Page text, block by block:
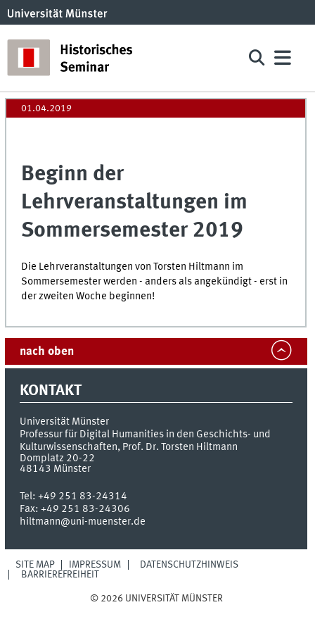
01.04.2019
Beginn der
Lehrveranstaltungen im
Sommersemester 2019
Die Lehrveranstaltungen von Torsten Hiltmann im
Sommersemester werden - anders als angekündigt - erst in
der zweiten Woche beginnen!
nach oben
KONTAKT
Universität Münster
Professur für Digital Humanities in den Geschichts- und
Kulturwissenschaften, Prof. Dr. Torsten Hiltmann
Domplatz 20-22
48143 Münster
Tel:+49 251 83-24314
Fax:+49 251 83-24306
hiltmann@uni-muenster.de
SITE MAP IMPRESSUM
DATENSCHUTZHINWEIS
BARRIEREFREIHEIT
© 2026 UNIVERSITÄT MÜNSTER